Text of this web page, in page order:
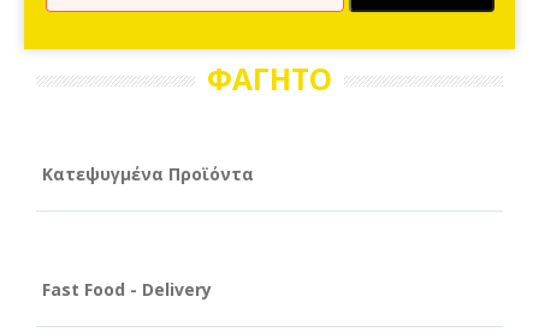
ΦΑΓΗΤΟ
Κατεψυγμένα Προϊόντα
Fast Food - Delivery